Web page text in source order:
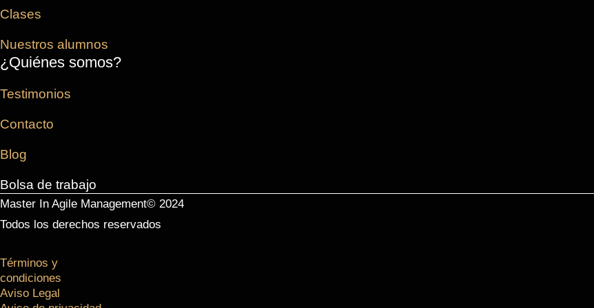
Clases
Nuestros alumnos
¿Quiénes somos?
Testimonios
Contacto
Blog
Bolsa de trabajo
Master In Agile Management© 2024
Todos los derechos reservados
Términos y
condiciones
Aviso Legal